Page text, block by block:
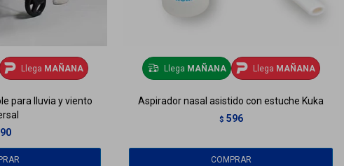
Llega MAÑANA
para lluvia y viento
Llega MAÑANA Llega MAÑANA
Aspirador nasal asistido con estuche Kuka
$ 596